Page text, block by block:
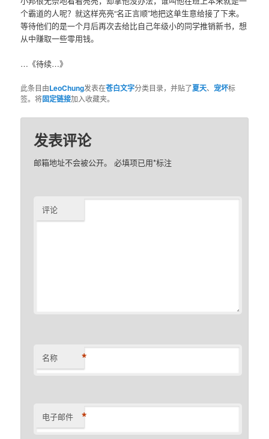
个霸道的人呢？就这样亮亮“名正言顺”地把这单生意给接了下来。
等待他们的是一个月后再次去给比自己年级小的同学推销新书，想
从中赚取一些零用钱。
…《待续…》
此条目由LeoChung发表在苍白文字分类目录，并贴了夏天、宠坏标
签。将固定链接加入收藏夹。
发表评论
邮箱地址不会被公开。 必填项已用*标注
评论
名称 *
电子邮件 *